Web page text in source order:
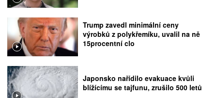
Trump zavedl minimální ceny
výrobků z polykřemíku, uvalil na ně
15procentní clo
Japonsko nařídilo evakuace kvůli
blížícímu se tajfunu, zrušilo 500 letů